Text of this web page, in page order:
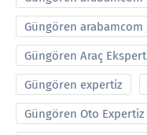
Güngören
Güngören Araç
Güngören expertiz
Güngören Oto Expertiz